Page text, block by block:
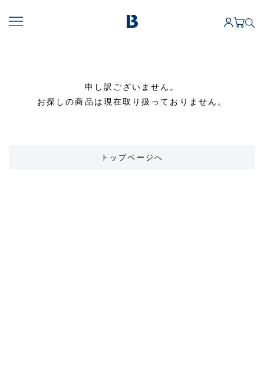
申し訳ございません。
お探しの商品は現在取り扱っておりません。
トップページへ